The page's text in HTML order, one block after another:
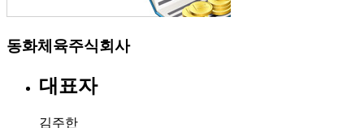
동화체육주식회사
대표자
김주한